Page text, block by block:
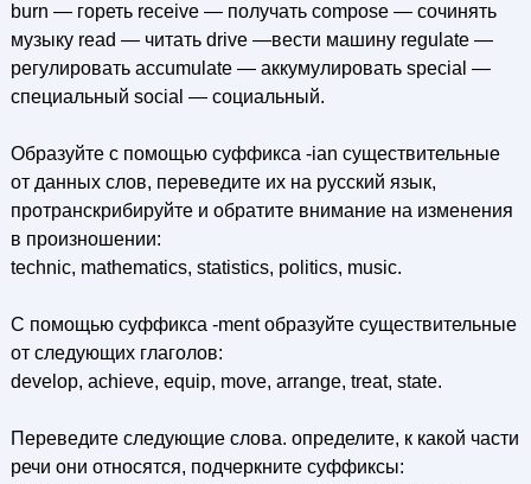
burn — гореть receive — получать compose — сочинять
музыку read — читать drive —вести машину regulate —
регулировать accumulate — аккумулировать special —
специальный social — социальный.
Образуйте с помощью суффикса -ian существительные
от данных слов, переведите их на русский язык,
протранскрибируйте и обратите внимание на изменения
в произношении:
technic, mathematics, statistics, politics, music.
С помощью суффикса -ment образуйте существительные
от следующих глаголов:
develop, achieve, equip, move, arrange, treat, state.
Переведите следующие слова. определите, к какой части
речи они относятся, подчеркните суффиксы: